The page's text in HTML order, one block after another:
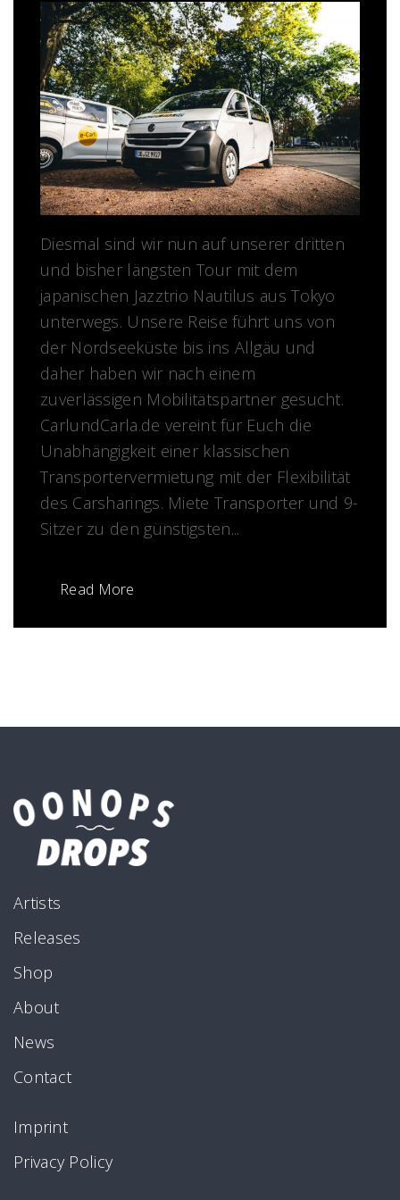
Diesmal sind wir nun auf unserer dritten
und bisher längsten Tour mit dem
japanischen Jazztrio Nautilus aus Tokyo
unterwegs. Unsere Reise führt uns von
der Nordseeküste bis ins Allgäu und
daher haben wir nach einem
zuverlässigen Mobilitätspartner gesucht.
CarlundCarla.de vereint für Euch die
Unabhängigkeit einer klassischen
Transportervermietung mit der Flexibilität
des Carsharings. Miete Transporter und 9-
Sitzer zu den günstigsten...
Read More
Artists
Releases
Shop
About
News
Contact
Imprint
Privacy Policy